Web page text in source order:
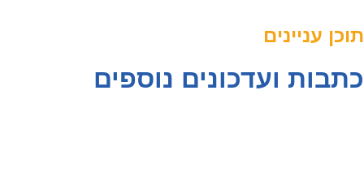
תוכן עניינים
כתבות ועדכונים נוספים